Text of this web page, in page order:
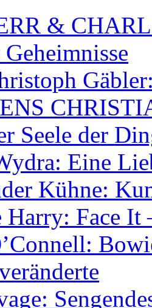
&
Seele der
Eine
Kühne:
Harry: Face